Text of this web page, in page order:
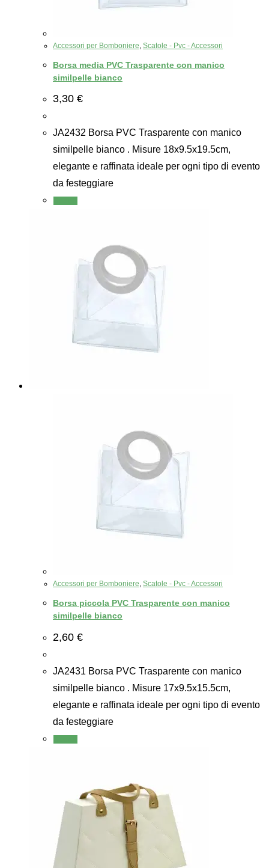
Accessori per Bomboniere, Scatole - Pvc - Accessori
Borsa media PVC Trasparente con manico
similpelle bianco
3,30 €
JA2432 Borsa PVC Trasparente con manico
similpelle bianco . Misure 18x9.5x19.5cm,
elegante e raffinata ideale per ogni tipo di evento
da festeggiare
Accessori per Bomboniere, Scatole - Pvc - Accessori
Borsa piccola PVC Trasparente con manico
similpelle bianco
2,60 €
JA2431 Borsa PVC Trasparente con manico
similpelle bianco . Misure 17x9.5x15.5cm,
elegante e raffinata ideale per ogni tipo di evento
da festeggiare